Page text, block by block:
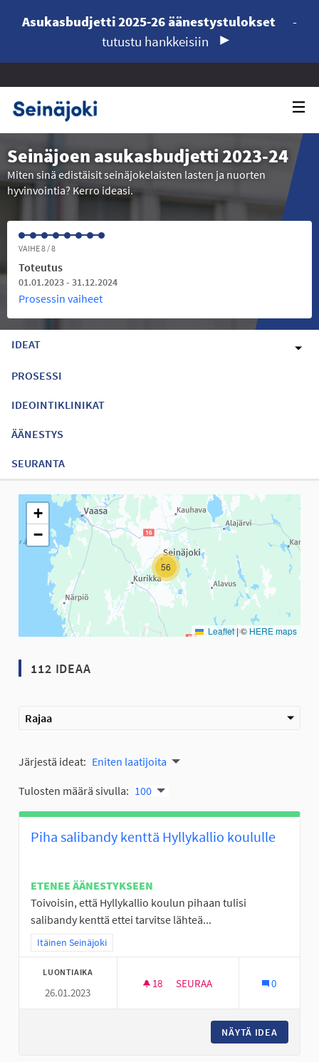
Asukasbudjetti 2025-26 äänestystulokset
-
tutustu hankkeisiin
Seinäjoen asukasbudjetti 2023-24
Miten sinä edistäisit seinäjokelaisten lasten ja nuorten
hyvinvointia? Kerro ideasi.
VAIHE 8 / 8
Toteutus
01.01.2023 - 31.12.2024
Prosessin vaiheet
IDEAT
PROSESSI
IDEOINTIKLINIKAT
ÄÄNESTYS
SEURANTA
Seuraavassa elementissä on kartta, joka esittää tämän
56
+
−
Leaflet |© HERE maps
112 IDEAA
Rajaa
Järjestä ideat: Eniten laatijoita
Tulosten määrä sivulla: 100
Piha salibandy kenttä Hyllykallio koululle
ETENEE ÄÄNESTYKSEEN
Toivoisin, että Hyllykallio koulun pihaan tulisi
salibandy kenttä ettei tarvitse lähteä...
Rajaa tulokset teeman mukaan: Itäinen Seinäjoki
Itäinen Seinäjoki
LUONTIAIKA
26.01.2023
18 18 SEURAAJAA
SEURAA 0
NÄYTÄ IDEA